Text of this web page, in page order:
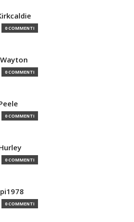
0 COMMENTI
0 COMMENTI
0 COMMENTI
0 COMMENTI
0 COMMENTI